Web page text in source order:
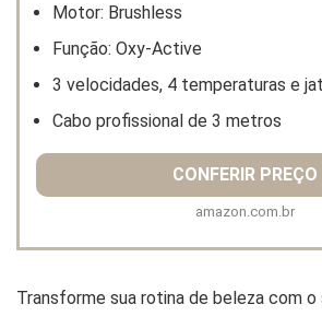
Motor: Brushless
Função: Oxy-Active
3 velocidades, 4 temperaturas e
Cabo profissional de 3 metros
CONFERIR PREÇO
amazon.com.br
Transforme sua rotina de beleza com o